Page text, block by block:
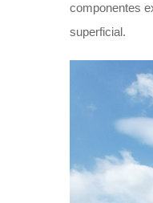
componentes
superficial.